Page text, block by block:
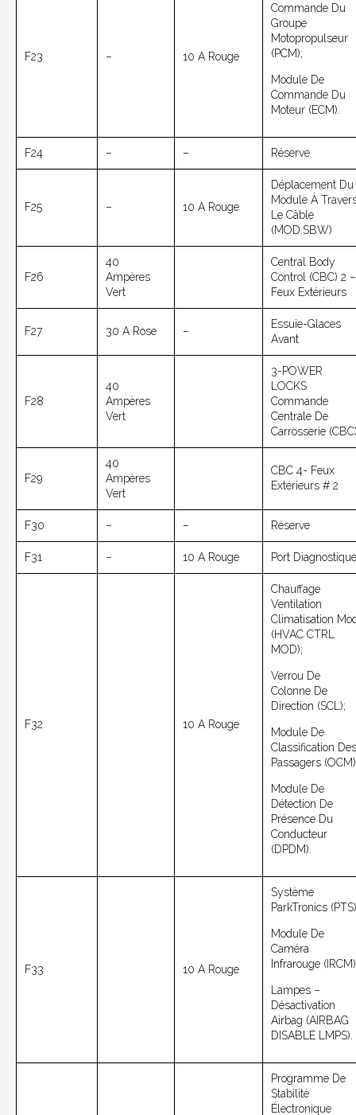
F23 – 10 A Rouge
Commande Du
Groupe
Motopropulseur
(PCM);
Module De
Commande Du
Moteur (ECM).
F24 – – Réserve
F25 – 10 A Rouge
Déplacement Du
Module À
Le Câble
(MOD.SBW)
F26
40
Ampères
Vert
Central Body
Control (CBC) 2 –
Feux Extérieurs
F27 30 A Rose –
Essuie-Glaces
Avant
F28
40
Ampères
Vert
3-POWER
LOCKS
Commande
Centrale De
Carrosserie
F29
40
Ampères
Vert
CBC 4- Feux
Extérieurs # 2
F30 – – Réserve
F31 – 10 A Rouge Port Diagnostique
F32 10 A Rouge
Chauffage
Ventilation
Climatisation
(HVAC CTRL
MOD);
Verrou De
Colonne De
Direction (SCL);
Module De
Classification Des
Passagers
Module De
Détection De
Présence Du
Conducteur
(DPDM).
F33 10 A Rouge
Système
ParkTronics
Module De
Caméra
Infrarouge
Lampes –
Désactivation
Airbag (AIRBAG
DISABLE LMPS).
Programme De
Stabilité
Électronique